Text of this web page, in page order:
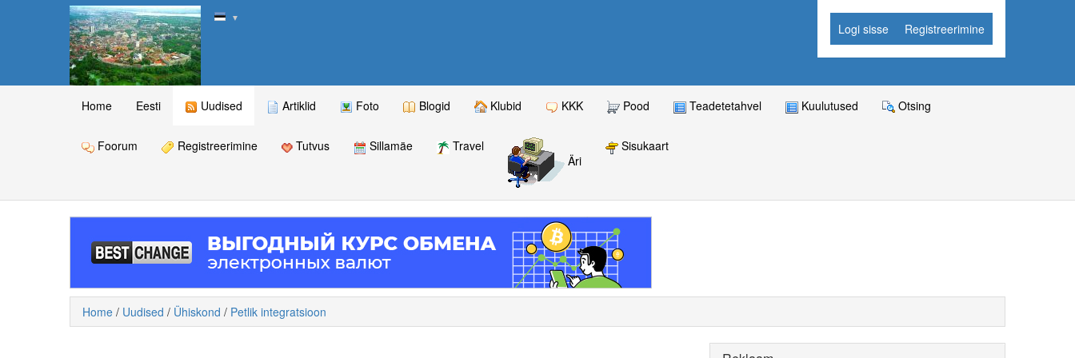
▼
Logi sisse Registreerimine
Home Eesti Uudised Artiklid Foto Blogid Klubid KKK Pood Teadetetahvel Kuulutused Otsing
Foorum Registreerimine Tutvus Sillamäe
Travel
Äri
Sisukaart
Home / Uudised / Ühiskond / Petlik integratsioon